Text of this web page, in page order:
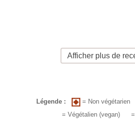
Afficher plus de
Légende : = Non végétarien
= Végétalien (vegan)